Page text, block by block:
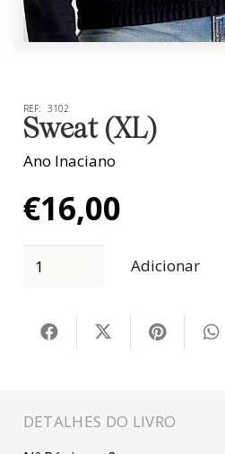
REF: 3102
Sweat (XL)
Ano Inaciano
€16,00
Adicionar
DETALHES DO LIVRO